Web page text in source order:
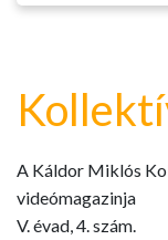
A Káldor Miklós
videómagazinja
V. évad, 4. szám.